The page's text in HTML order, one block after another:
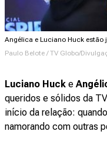
Angélica e Luciano Huck estão
Paulo Belote / TV Globo/
Luciano Huck e
queridos e sólidos da
início da relação:
namorando com outras